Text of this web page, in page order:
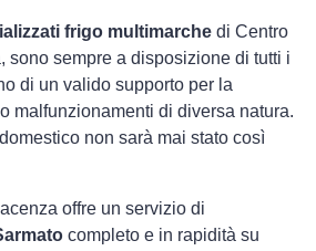
frigo multimarche di Centro
sono sempre a disposizione di tutti i
di un valido supporto per la
malfunzionamenti di diversa natura.
non sarà mai stato così
offre un servizio di
completo e in rapidità su